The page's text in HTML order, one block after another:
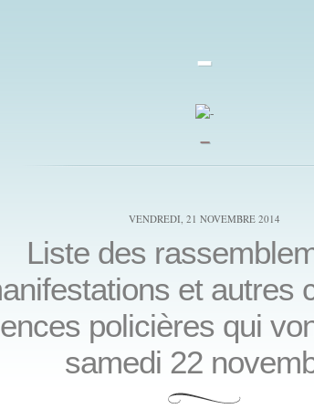
-
_
VENDREDI, 21 NOVEMBRE 2014
Liste des
et autres
policières qui
samedi 22